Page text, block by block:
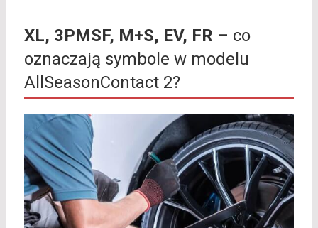
XL, 3PMSF, M+S, EV, FR – co
oznaczają symbole w modelu
AllSeasonContact 2?